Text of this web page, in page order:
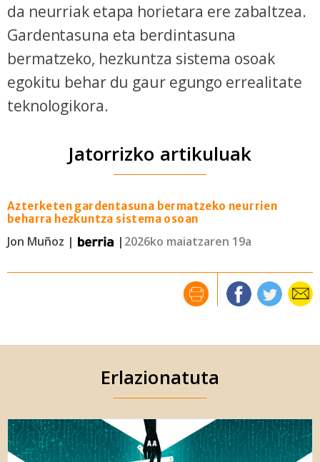
da neurriak etapa horietara ere zabaltzea.
Gardentasuna eta berdintasuna
bermatzeko, hezkuntza sistema osoak
egokitu behar du gaur egungo errealitate
teknologikora.
Jatorrizko artikuluak
Azterketen gardentasuna bermatzeko neurrien
beharra hezkuntza sistema osoan
Jon Muñoz | | 2026ko maiatzaren 19a
Erlazionatuta